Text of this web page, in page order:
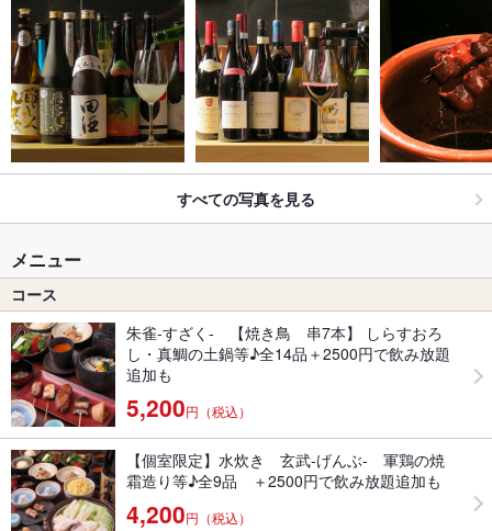
すべての写真を見る
メニュー
コース
朱雀-すざく- 【焼き鳥 串7本】 しらすおろ
し・真鯛の土鍋等♪全14品＋2500円で飲み放題
追加も
5,200円（税込）
【個室限定】水炊き 玄武-げんぶ- 軍鶏の焼
霜造り等♪全9品 ＋2500円で飲み放題追加も
4,200円（税込）